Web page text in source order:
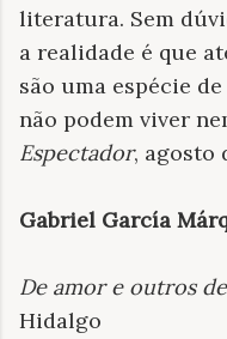
literatura. Sem
a realidade é que
são uma espécie
não podem viver
Espectador, agosto
Gabriel García
De amor e outros
Hidalgo